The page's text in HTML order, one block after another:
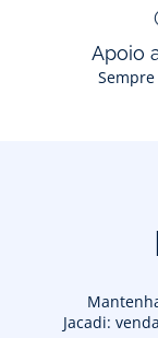
Apoio
Jacadi: